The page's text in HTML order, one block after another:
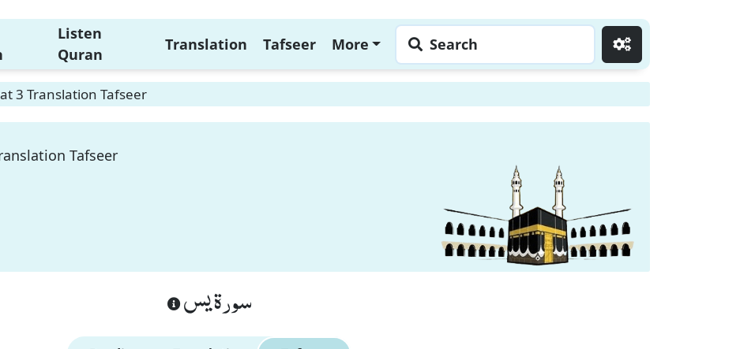
Listen
Quran
Translation Tafseer More Search
3 Translation Tafseer
Tafseer
سورة يس